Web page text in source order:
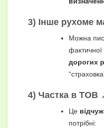
3) Інше рухоме
Можна
дорогих
4) Частка в ТОВ
Це
потрібні: